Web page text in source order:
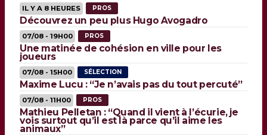
IL Y A 8 HEURES PROS
Découvrez un peu plus Hugo Avogadro
07/08 - 19H00 PROS
Une matinée de cohésion en ville pour les
joueurs
07/08 - 15H00 SÉLECTION
Maxime Lucu : “Je n’avais pas du tout percuté”
07/08 - 11H00 PROS
Mathieu Pelletan : “Quand il vient à l’écurie, je
vois surtout qu’il est là parce qu’il aime les
animaux”